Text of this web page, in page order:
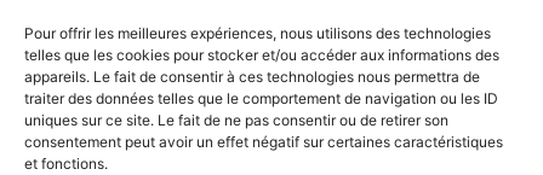
Pour offrir les meilleures expériences, nous utilisons des technologies
telles que les cookies pour stocker et/ou accéder aux informations des
appareils. Le fait de consentir à ces technologies nous permettra de
traiter des données telles que le comportement de navigation ou les ID
uniques sur ce site. Le fait de ne pas consentir ou de retirer son
consentement peut avoir un effet négatif sur certaines caractéristiques
et fonctions.